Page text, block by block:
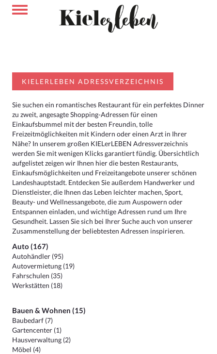
KIELERLEBEN ADRESSVERZEICHNIS
Sie suchen ein romantisches Restaurant für ein perfektes Dinner
zu zweit, angesagte Shopping-Adressen für einen
Einkaufsbummel mit der besten Freundin, tolle
Freizeitmöglichkeiten mit Kindern oder einen Arzt in Ihrer
Nähe? In unserem großen KIELerLEBEN Adressverzeichnis
werden Sie mit wenigen Klicks garantiert fündig. Übersichtlich
aufgelistet zeigen wir Ihnen hier die besten Restaurants,
Einkaufsmöglichkeiten und Freizeitangebote unserer schönen
Landeshauptstadt. Entdecken Sie außerdem Handwerker und
Dienstleister, die Ihnen das Leben leichter machen, Sport,
Beauty- und Wellnessangebote, die zum Auspowern oder
Entspannen einladen, und wichtige Adressen rund um Ihre
Gesundheit. Lassen Sie sich bei Ihrer Suche auch von unserer
Zusammenstellung der beliebtesten Adressen inspirieren.
Auto (167)
Autohändler (95)
Autovermietung (19)
Fahrschulen (35)
Werkstätten (18)
Bauen & Wohnen (15)
Baubedarf (7)
Gartencenter (1)
Hausverwaltung (2)
Möbel (4)